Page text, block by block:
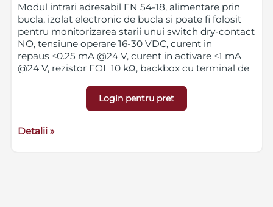
Modul intrari adresabil EN 54-18, alimentare prin
bucla, izolat electronic de bucla si poate fi folosit
pentru monitorizarea starii unui switch dry-contact
NO, tensiune operare 16-30 VDC, curent in
repaus ≤0.25 mA @24 V, curent in activare ≤1 mA
@24 V, rezistor EOL 10 kΩ, backbox cu terminal de
grad protectie IP40, dimensiuni (LxWxH) 85 x 85 x
41 mm, greutate 0.1 kg cu soclu, soclu compatibil
Login pentru pret
Detalii »